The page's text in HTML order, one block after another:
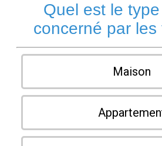
Quel est le
concerné par les
Maison